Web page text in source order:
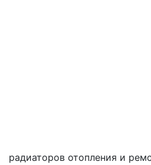
радиаторов отопления и